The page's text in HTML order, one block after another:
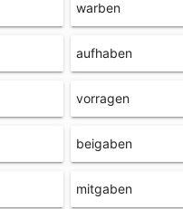
warben
aufhaben
vorragen
beigaben
mitgaben